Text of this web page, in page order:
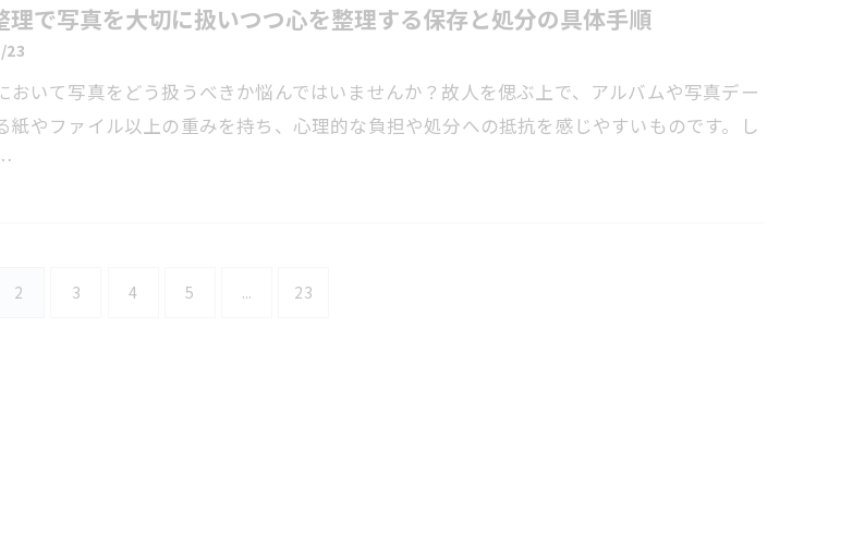
理で写真を大切に扱いつつ心を整理する保存と処分の具体手順
23
おいて写真をどう扱うべきか悩んではいませんか？故人を偲ぶ上で、アルバムや写真デー
紙やファイル以上の重みを持ち、心理的な負担や処分への抵抗を感じやすいものです。し
2 3 4 5 ... 23